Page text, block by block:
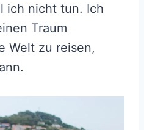
ich nicht tun. Ich
Traum
Welt zu reisen,